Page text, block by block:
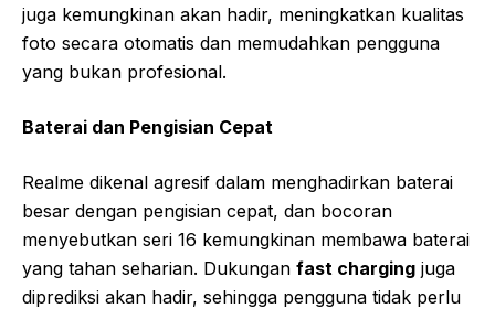
juga kemungkinan akan hadir, meningkatkan kualitas
foto secara otomatis dan memudahkan pengguna
yang bukan profesional.
Baterai dan Pengisian Cepat
Realme dikenal agresif dalam menghadirkan baterai
besar dengan pengisian cepat, dan bocoran
menyebutkan seri 16 kemungkinan membawa baterai
yang tahan seharian. Dukungan fast charging juga
diprediksi akan hadir, sehingga pengguna tidak perlu